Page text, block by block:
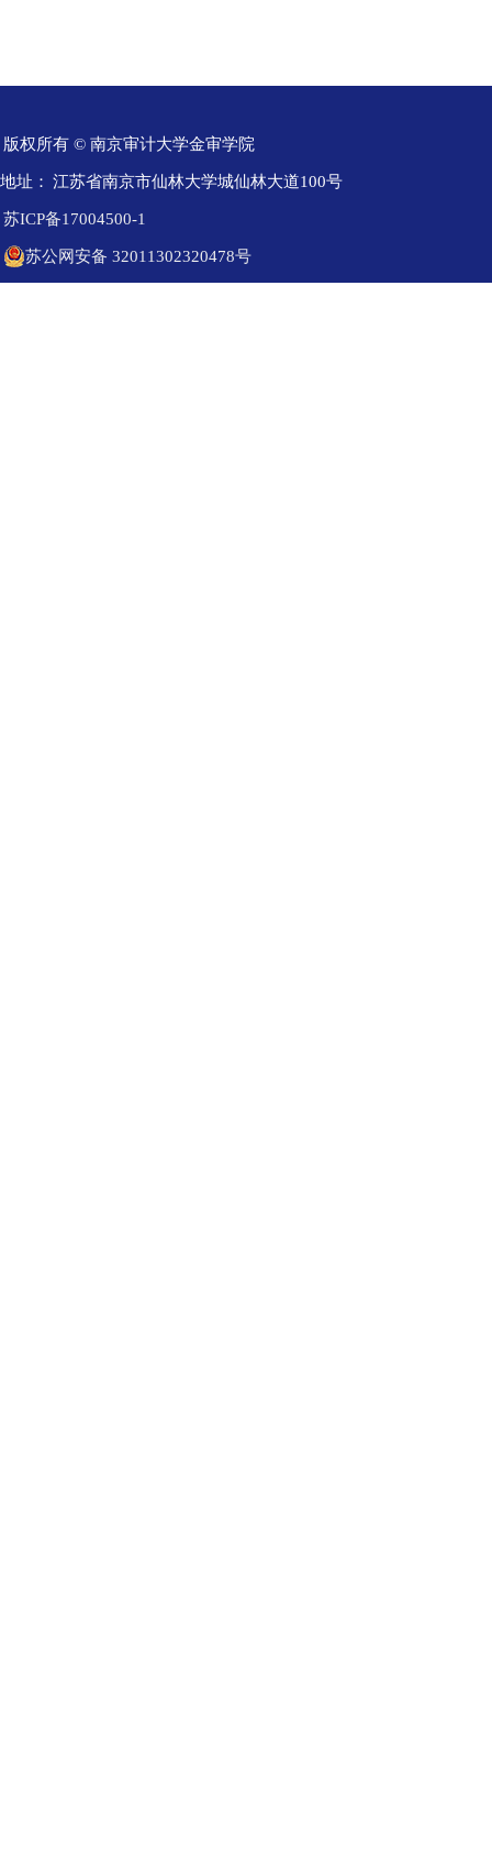
版权所有 © 南京审计大学金审学院
地址： 江苏省南京市仙林大学城仙林大道100号
苏ICP备17004500-1
苏公网安备 32011302320478号